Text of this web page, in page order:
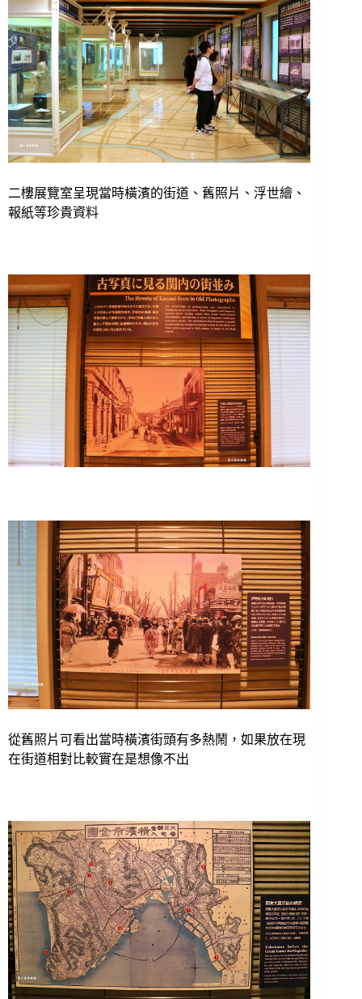
二樓展覽室呈現當時橫濱的街道、舊照片、浮世繪、
報紙等珍貴資料
從舊照片可看出當時橫濱街頭有多熱鬧，如果放在現
在街道相對比較實在是想像不出